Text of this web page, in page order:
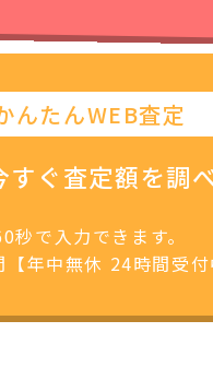
んたんWEB査定
すぐ査定額を調
秒で入力できます。
【年中無休 24時間受付